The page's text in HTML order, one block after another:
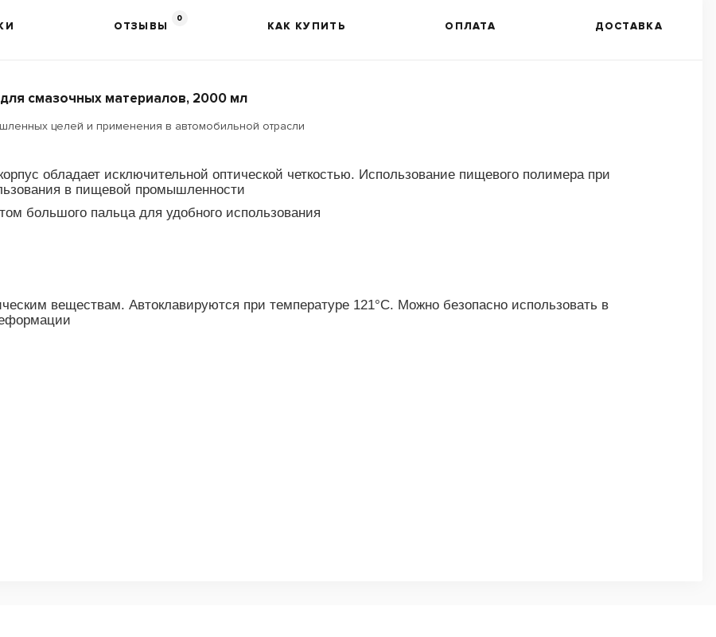
ОТЗЫВЫ
0
КАК КУПИТЬ ОПЛАТА ДОСТАВКА
смазочных материалов, 2000 мл
целей и применения в автомобильной отрасли
обладает исключительной оптической четкостью. Использование пищевого полимера при
в пищевой промышленности
большого пальца для удобного использования
веществам. Автоклавируются при температуре 121°C. Можно безопасно использовать в